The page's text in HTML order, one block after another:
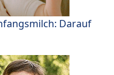
Darauf